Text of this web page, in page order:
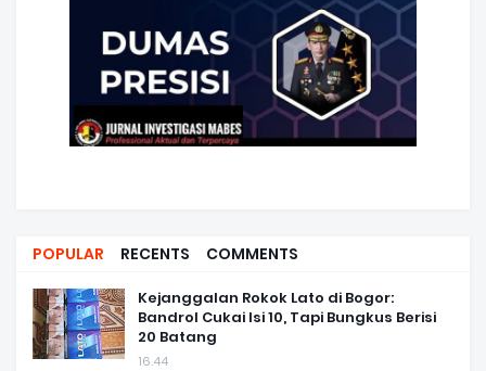
POPULAR RECENTS COMMENTS
Kejanggalan Rokok Lato di Bogor:
Bandrol Cukai Isi 10, Tapi Bungkus Berisi
20 Batang
16.44